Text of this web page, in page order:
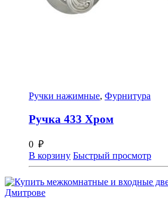
Ручки нажимные, Фурнитура
Ручка 433 Хром
0 ₽
В корзину Быстрый просмотр